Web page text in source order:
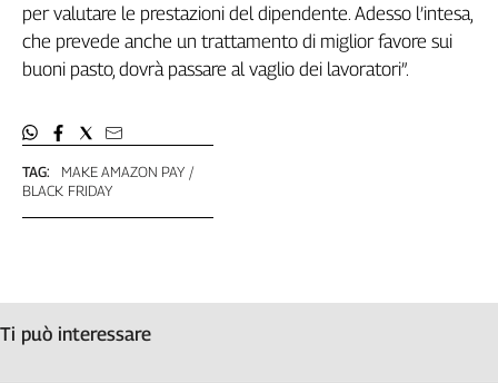
TAG:
MAKE AMAZON PAY
BLACK FRIDAY
per valutare le prestazioni del dipendente. Adesso l’intesa,
che prevede anche un trattamento di miglior favore sui
buoni pasto, dovrà passare al vaglio dei lavoratori”.
Ti può interessare